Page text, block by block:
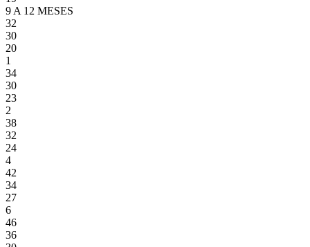
9 A 12 MESES
32
30
20
1
34
30
23
2
38
32
24
4
42
34
27
6
46
36